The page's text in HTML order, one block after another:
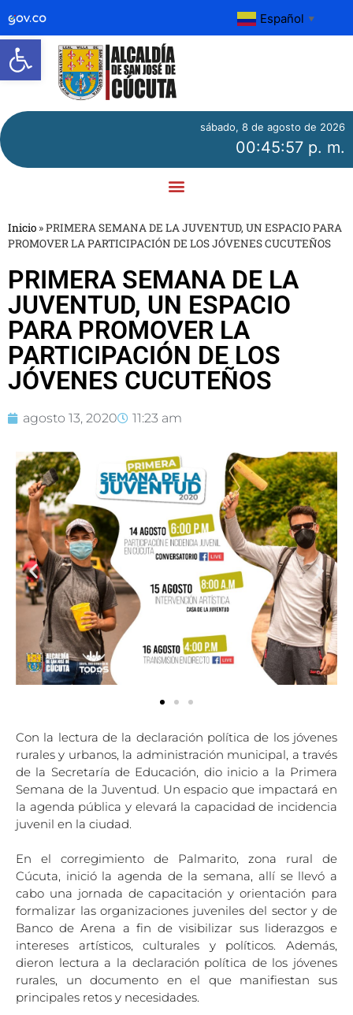
Abrir barra de herramientas
Español ▼
sábado, 8 de agosto de 2026
00:45:57 p. m.
Inicio »PRIMERA SEMANA DE LA JUVENTUD, UN ESPACIO PARA
PROMOVER LA PARTICIPACIÓN DE LOS JÓVENES CUCUTEÑOS
PRIMERA SEMANA DE LA
JUVENTUD, UN ESPACIO
PARA PROMOVER LA
PARTICIPACIÓN DE LOS
JÓVENES CUCUTEÑOS
agosto 13, 2020 11:23 am
Con la lectura de la declaración política de los jóvenes
rurales y urbanos, la administración municipal, a través
de la Secretaría de Educación, dio inicio a la Primera
Semana de la Juventud. Un espacio que impactará en
la agenda pública y elevará la capacidad de incidencia
juvenil en la ciudad.
En el corregimiento de Palmarito, zona rural de
Cúcuta, inició la agenda de la semana, allí se llevó a
cabo una jornada de capacitación y orientación para
formalizar las organizaciones juveniles del sector y de
Banco de Arena a fin de visibilizar sus liderazgos e
intereses artísticos, culturales y políticos. Además,
dieron lectura a la declaración política de los jóvenes
rurales, un documento en el que manifiestan sus
principales retos y necesidades.